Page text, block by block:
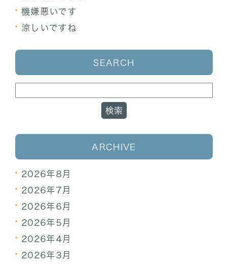
機嫌悪いです
涼しいですね
SEARCH
ARCHIVE
2026年8月
2026年7月
2026年6月
2026年5月
2026年4月
2026年3月